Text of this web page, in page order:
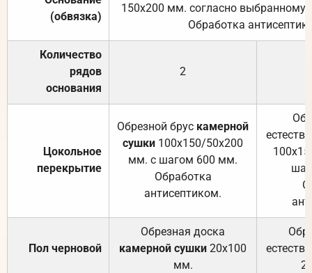
(обвязка)
150х200 мм. согласно выбранному
Обработка
Количество
рядов
основания
2
Цокольное
перекрытие
Обрезной брус камерной
сушки 100х150/50х200
мм. с шагом 600 мм.
Обработка
антисептиком.
Пол черновой
Обрезная доска
камерной сушки 20х100
мм.